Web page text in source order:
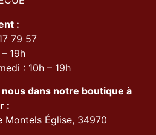
:
79 57
19h
: 10h – 19h
dans notre boutique à
:
Montels Église, 34970